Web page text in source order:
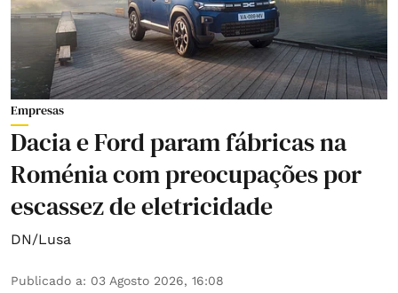
Empresas
Dacia e Ford param fábricas na
Roménia com preocupações por
escassez de eletricidade
DN/Lusa
Publicado a: 03 Agosto 2026, 16:08